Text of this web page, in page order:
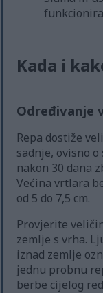
Kada i
Određivanje
Repa dostiže
sadnje, ovisno
nakon 30 dana
Većina vrtlara
od 5 do 7,5 cm.
Provjerite
zemlje s vrha.
iznad zemlje
jednu probnu
berbe cijelog